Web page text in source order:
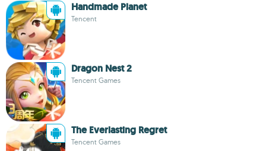
Handmade Planet
Tencent
Dragon Nest 2
Tencent Games
The Everlasting Regret
Tencent Games